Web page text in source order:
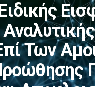
Των